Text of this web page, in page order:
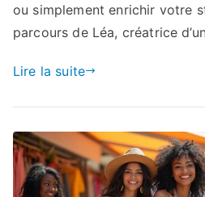
ou simplement enrichir votre
parcours de Léa, créatrice
Lire la suite